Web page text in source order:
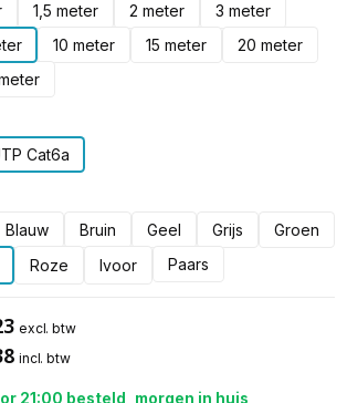
1,5 meter 2 meter
3 meter
10 meter 15 meter
20 meter
Cat6a
Blauw Bruin Geel Grijs
Groen
Roze Ivoor Paars
excl. btw
incl. btw
21:00 besteld, morgen in huis